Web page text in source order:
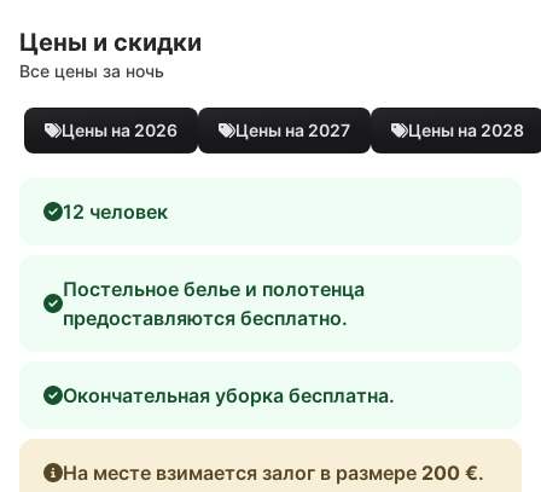
Цены и скидки
Все цены за ночь
Цены на 2026 Цены на 2027 Цены на 2028
12 человек
Постельное белье и полотенца
предоставляются бесплатно.
Окончательная уборка бесплатна.
На месте взимается залог в размере 200 €.